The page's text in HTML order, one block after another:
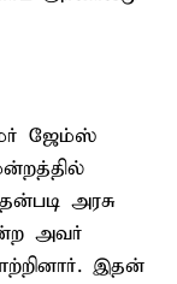
ஜேம்ஸ்
அரசு
அவர்
இதன்